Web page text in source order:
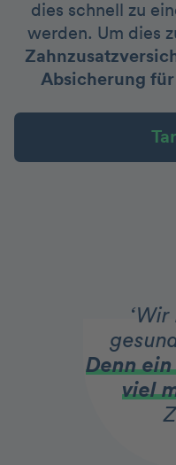
dies schnell zu
werden. Um dies
Absicherung
Denn
viel